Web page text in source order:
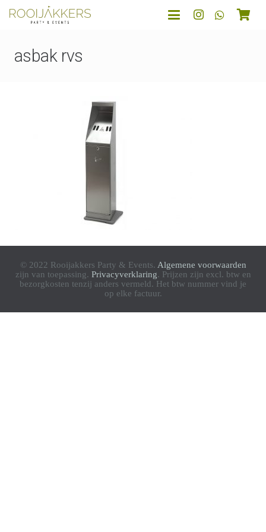
asbak rvs
© 2022 Rooijakkers Party & Events. Algemene voorwaarden
zijn van toepassing. Privacyverklaring. Prijzen zijn excl. btw en
bezorgkosten tenzij anders vermeld. Het btw nummer vind je
op elke factuur.